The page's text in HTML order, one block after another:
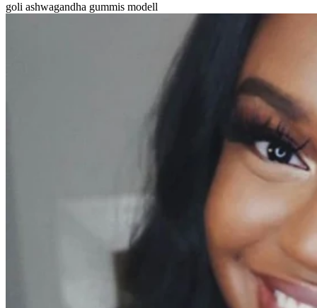
goli ashwagandha gummis modell